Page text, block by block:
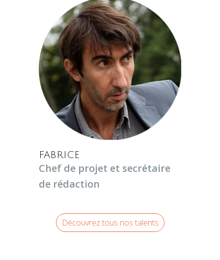
FABRICE
Chef de projet et secrétaire
de rédaction
Découvrez tous nos talents